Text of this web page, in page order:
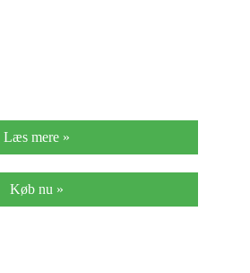
Læs mere »
Køb nu »